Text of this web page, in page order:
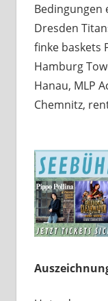
Bedingungen
Dresden
finke baskets
Hamburg
Hanau, MLP
Chemnitz,